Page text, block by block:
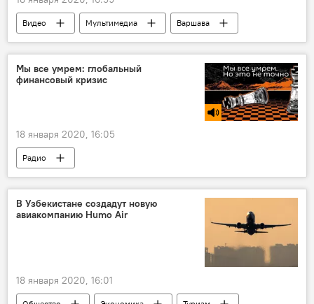
Видео Мультимедиа
Варшава
победа
Москва салют
Мы все умрем: глобальный
финансовый кризис
18 января 2020, 16:05
Радио
В Узбекистане создадут новую
авиакомпанию Humo Air
18 января 2020, 16:01